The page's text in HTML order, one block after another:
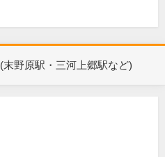
(末野原駅・三河上郷駅など)